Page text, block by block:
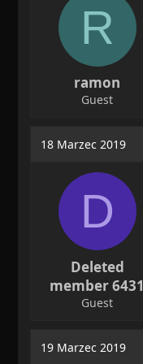
R
ramon
Guest
18 Marzec 2019
D
Deleted
member 6431
Guest
19 Marzec 2019